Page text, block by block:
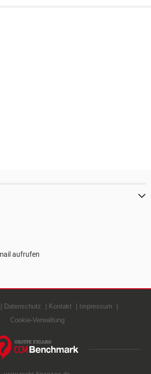
aufrufen
Datenschutz Kontakt
Impressum
Cookie-Verwaltung